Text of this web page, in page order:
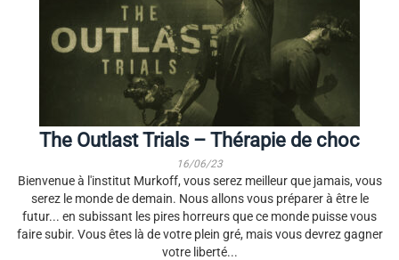
The Outlast Trials – Thérapie de choc
16/06/23
Bienvenue à l'institut Murkoff, vous serez meilleur que jamais, vous
serez le monde de demain. Nous allons vous préparer à être le
futur... en subissant les pires horreurs que ce monde puisse vous
faire subir. Vous êtes là de votre plein gré, mais vous devrez gagner
votre liberté...